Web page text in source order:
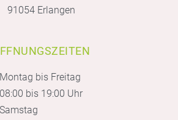
91054 Erlangen
Montag bis Freitag
08:00 bis 19:00 Uhr
Samstag